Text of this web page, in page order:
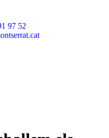
97 52